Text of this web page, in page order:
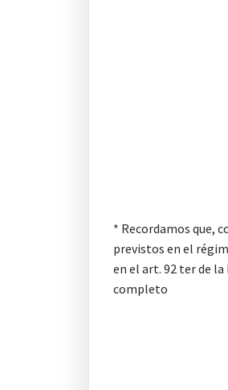
* Recordamos que,
previstos en el
en el art. 92 ter de
completo